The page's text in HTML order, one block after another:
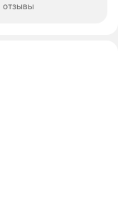
отзывы